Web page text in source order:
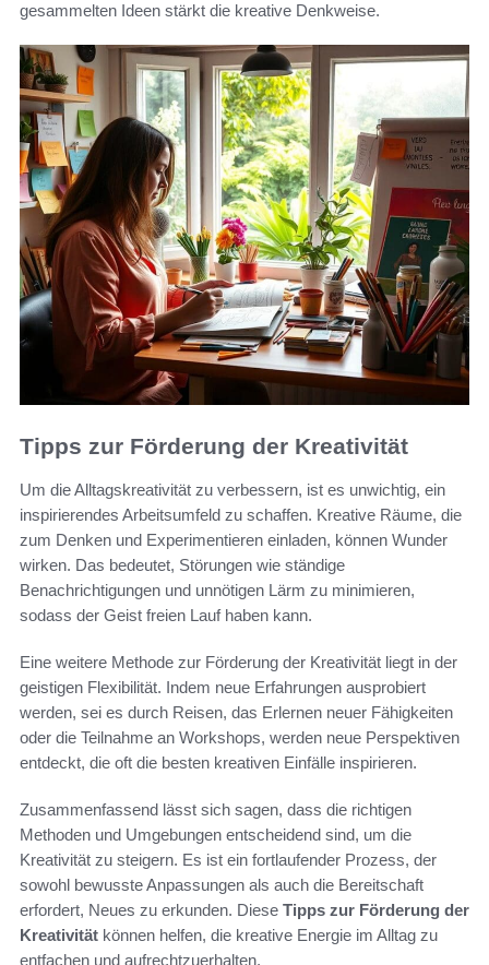
gesammelten Ideen stärkt die kreative Denkweise.
Tipps zur Förderung der Kreativität
Um die Alltagskreativität zu verbessern, ist es unwichtig, ein
inspirierendes Arbeitsumfeld zu schaffen. Kreative Räume, die
zum Denken und Experimentieren einladen, können Wunder
wirken. Das bedeutet, Störungen wie ständige
Benachrichtigungen und unnötigen Lärm zu minimieren,
sodass der Geist freien Lauf haben kann.
Eine weitere Methode zur Förderung der Kreativität liegt in der
geistigen Flexibilität. Indem neue Erfahrungen ausprobiert
werden, sei es durch Reisen, das Erlernen neuer Fähigkeiten
oder die Teilnahme an Workshops, werden neue Perspektiven
entdeckt, die oft die besten kreativen Einfälle inspirieren.
Zusammenfassend lässt sich sagen, dass die richtigen
Methoden und Umgebungen entscheidend sind, um die
Kreativität zu steigern. Es ist ein fortlaufender Prozess, der
sowohl bewusste Anpassungen als auch die Bereitschaft
erfordert, Neues zu erkunden. Diese Tipps zur Förderung der
Kreativität können helfen, die kreative Energie im Alltag zu
entfachen und aufrechtzuerhalten.